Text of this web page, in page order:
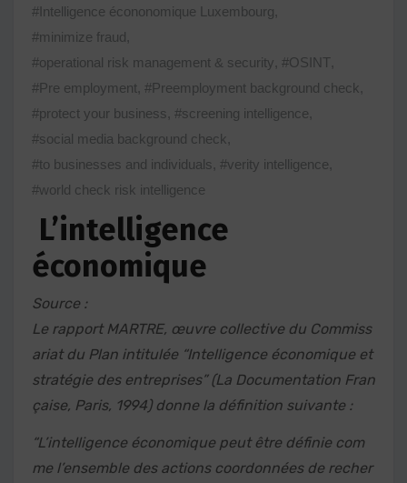
#Intelligence écononomique Luxembourg,
#minimize fraud,
#operational risk management & security, #OSINT,
#Pre employment, #Preemployment background check,
#protect your business, #screening intelligence,
#social media background check,
#to businesses and individuals, #verity intelligence,
#world check risk intelligence
L’intelligence
économique
Source :
Le rapport MARTRE, œuvre collective du Commiss
ariat du Plan intitulée “Intelligence économique et
stratégie des entreprises” (La Documentation Fran
çaise, Paris, 1994) donne la définition suivante :
“L’intelligence économique peut être définie com
me l’ensemble des actions coordonnées de recher